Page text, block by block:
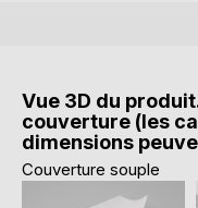
Vue 3D du
couverture (les
dimensions
Couverture souple